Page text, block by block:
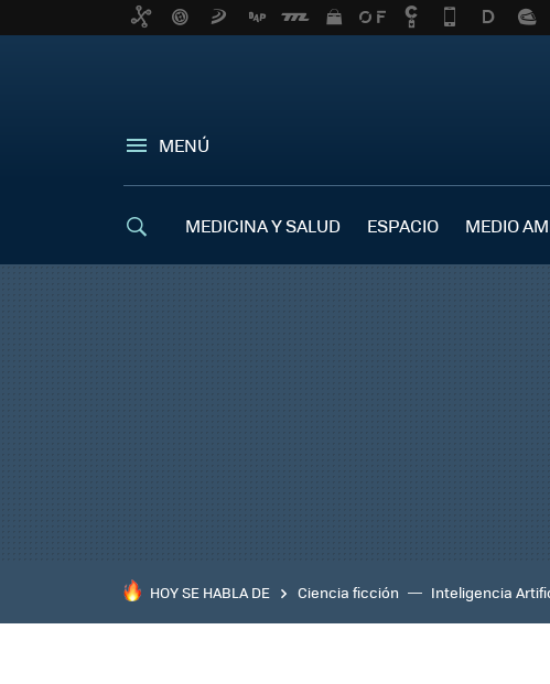
MENÚ
MEDICINA Y SALUD ESPACIO MEDIO
HOY SE HABLA DE Ciencia ficción Inteligencia